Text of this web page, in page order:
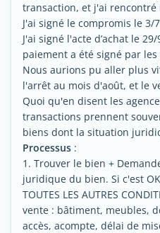
transaction, et j'ai rencontré
J'ai signé le compromis le
J'ai signé l'acte d’achat le
paiement a été signé par
Nous aurions pu aller plus
l'arrêt au mois d'août, et le
Quoi qu'en disent les
transactions prennent
biens dont la situation
Processus :
1. Trouver le bien +
juridique du bien. Si c'est
TOUTES LES AUTRES
vente : bâtiment, meubles,
accès, acompte, délai de